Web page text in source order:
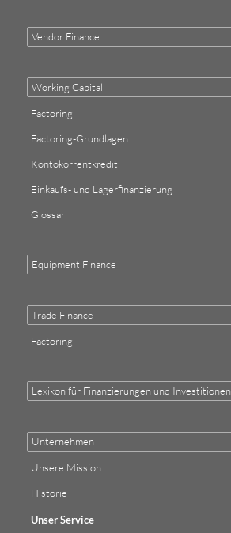
Vendor Finance
Working Capital
Factoring
Factoring-Grundlagen
Kontokorrentkredit
Einkaufs- und Lagerfinanzierung
Glossar
Equipment Finance
Trade Finance
Factoring
Lexikon für Finanzierungen und Investitionen
Unternehmen
Unsere Mission
Historie
Unser Service